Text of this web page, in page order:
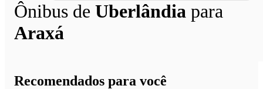
Ônibus de Uberlândia para
Araxá
Recomendados para você